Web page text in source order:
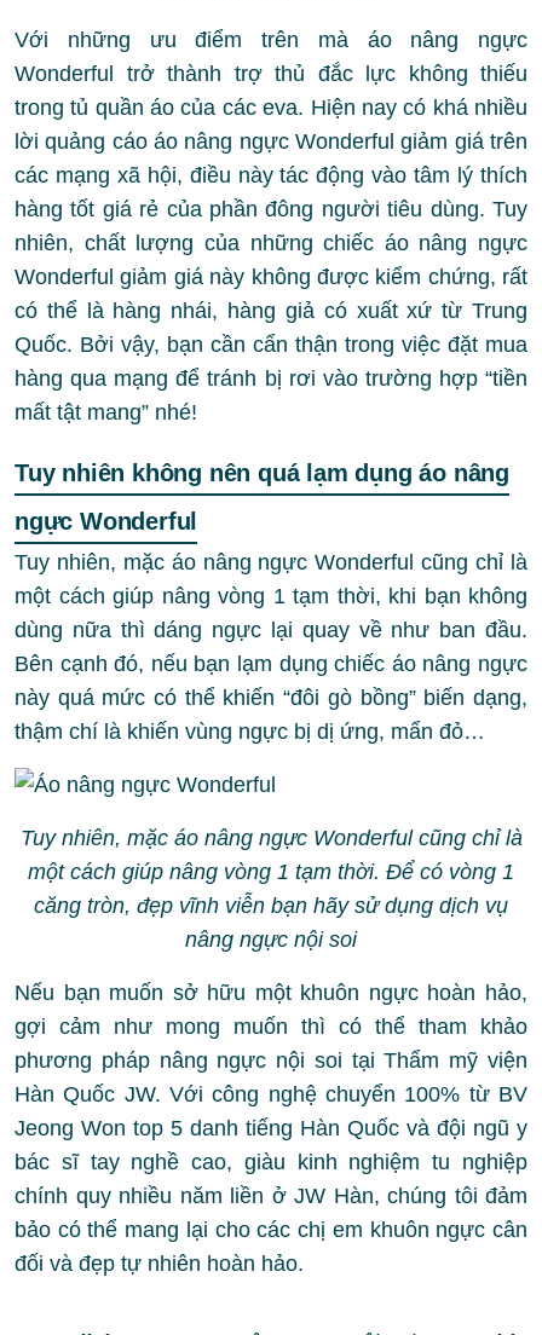
Với những ưu điểm trên mà áo nâng ngực
Wonderful trở thành trợ thủ đắc lực không thiếu
trong tủ quần áo của các eva. Hiện nay có khá nhiều
lời quảng cáo áo nâng ngực Wonderful giảm giá trên
các mạng xã hội, điều này tác động vào tâm lý thích
hàng tốt giá rẻ của phần đông người tiêu dùng. Tuy
nhiên, chất lượng của những chiếc áo nâng ngực
Wonderful giảm giá này không được kiểm chứng, rất
có thể là hàng nhái, hàng giả có xuất xứ từ Trung
Quốc. Bởi vậy, bạn cần cẩn thận trong việc đặt mua
hàng qua mạng để tránh bị rơi vào trường hợp “tiền
mất tật mang” nhé!
Tuy nhiên không nên quá lạm dụng áo nâng
ngực Wonderful
Tuy nhiên, mặc áo nâng ngực Wonderful cũng chỉ là
một cách giúp nâng vòng 1 tạm thời, khi bạn không
dùng nữa thì dáng ngực lại quay về như ban đầu.
Bên cạnh đó, nếu bạn lạm dụng chiếc áo nâng ngực
này quá mức có thể khiến “đôi gò bồng” biến dạng,
thậm chí là khiến vùng ngực bị dị ứng, mẩn đỏ…
Tuy nhiên, mặc áo nâng ngực Wonderful cũng chỉ là
một cách giúp nâng vòng 1 tạm thời. Để có vòng 1
căng tròn, đẹp vĩnh viễn bạn hãy sử dụng dịch vụ
nâng ngực nội soi
Nếu bạn muốn sở hữu một khuôn ngực hoàn hảo,
gợi cảm như mong muốn thì có thể tham khảo
phương pháp nâng ngực nội soi tại Thẩm mỹ viện
Hàn Quốc JW. Với công nghệ chuyển 100% từ BV
Jeong Won top 5 danh tiếng Hàn Quốc và đội ngũ y
bác sĩ tay nghề cao, giàu kinh nghiệm tu nghiệp
chính quy nhiều năm liền ở JW Hàn, chúng tôi đảm
bảo có thể mang lại cho các chị em khuôn ngực cân
đối và đẹp tự nhiên hoàn hảo.